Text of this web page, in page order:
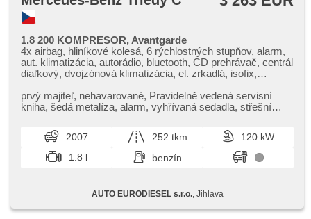
1.8 200 KOMPRESOR, Avantgarde
4x airbag, hliníkové kolesá, 6 rýchlostných stupňov, alarm,
aut. klimatizácia, autorádio, bluetooth, CD prehrávač, centrál
diaľkový, dvojzónová klimatizácia, el. zrkadlá, isofix,
ostrekovače svetlometov, palubný počítač, satelitná
navigácia, senzor stieračov, strešný nosič, tempomat,
nastaviteľné sedadlá, xenónové svetlomety
prvý majiteľ,​ nehavarované,​ Pravidelně vedená servisní
kniha,​ šedá metalíza,​ alarm,​ vyhřívaná sedadla,​ střešní
2007 252 tkm
120 kW
1.8 l
benzín
AUTO EURODIESEL s.r.o., Jihlava